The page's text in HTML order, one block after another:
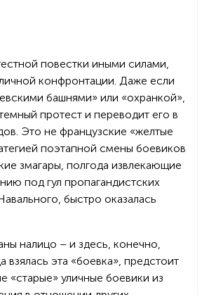
повестки иными силами,
конфронтации. Даже если
башнями» или «охранкой»,
протест и переводит его в
Это не французские «желтые
поэтапной смены боевиков
змагары, полгода извлекающие
под гул пропагандистских
быстро оказалась
налицо – и здесь, конечно,
эта «боевка», предстоит
«старые» уличные боевики из